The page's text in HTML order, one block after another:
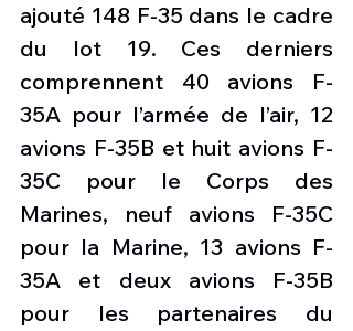
ajouté 148 F-35 dans le cadre
du lot 19. Ces derniers
comprennent 40 avions F-
35A pour l’armée de l’air, 12
avions F-35B et huit avions F-
35C pour le Corps des
Marines, neuf avions F-35C
pour la Marine, 13 avions F-
35A et deux avions F-35B
pour les partenaires du